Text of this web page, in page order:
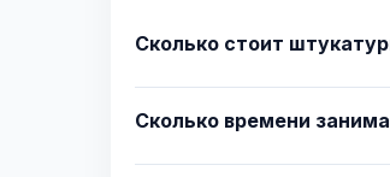
Сколько стоит
Сколько времени